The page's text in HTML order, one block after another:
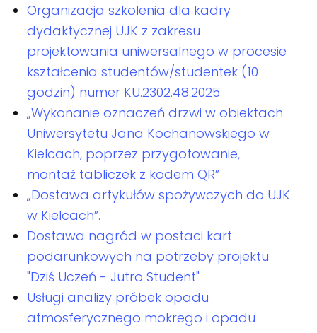
Organizacja szkolenia dla kadry
dydaktycznej UJK z zakresu
projektowania uniwersalnego w procesie
kształcenia studentów/studentek (10
godzin) numer KU.2302.48.2025
„Wykonanie oznaczeń drzwi w obiektach
Uniwersytetu Jana Kochanowskiego w
Kielcach, poprzez przygotowanie,
montaż tabliczek z kodem QR”
„Dostawa artykułów spożywczych do UJK
w Kielcach”.
Dostawa nagród w postaci kart
podarunkowych na potrzeby projektu
"Dziś Uczeń - Jutro Student"
Usługi analizy próbek opadu
atmosferycznego mokrego i opadu